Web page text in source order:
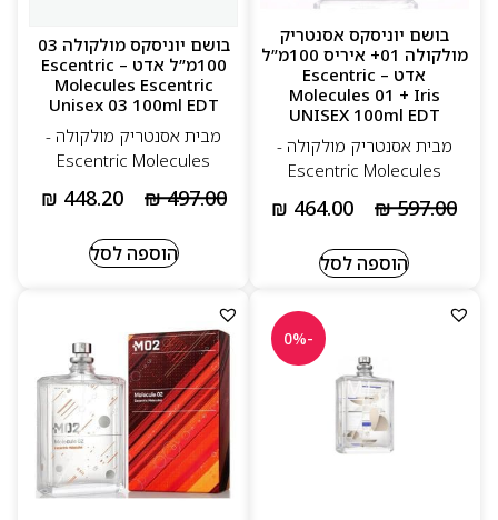
בושם יוניסקס אסנטריק
מולקולה 01+ איריס 100מ”ל
אדט – Escentric
Molecules 01 + Iris
UNISEX 100ml EDT
מבית אסנטריק מולקולה -
Escentric Molecules
₪597.00
₪ 464.00
הוספה לסל
בושם יוניסקס מולקולה 03
100מ”ל אדט – Escentric
Molecules Escentric
Unisex 03 100ml EDT
מבית אסנטריק מולקולה -
Escentric Molecules
₪497.00
₪ 448.20
הוספה לסל
-0%